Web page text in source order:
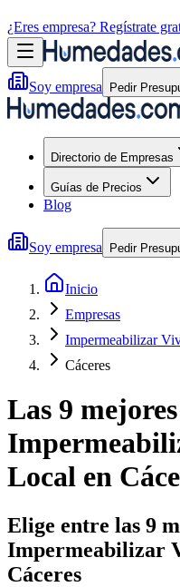
¿Eres empresa? Regístrate
Soy empresa Pedir
Directorio de Empresas
Guías de Precios
Blog
Soy empresa Pedir
Inicio
Empresas
Impermeabilizar
Cáceres
Las 9 mejores
Local en
Elige entre las 9
Impermeabilizar
Cáceres